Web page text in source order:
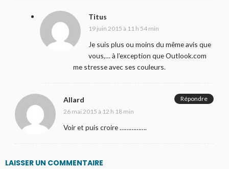
Titus
19 juin 2015 à 11 h 54 min
Je suis plus ou moins du même avis que
vous,… à l’exception que Outlook.com
me stresse avec ses couleurs.
Allard
26 mai 2015 à 12 h 18 min
Voir et puis croire …………….
Répondre
LAISSER UN COMMENTAIRE